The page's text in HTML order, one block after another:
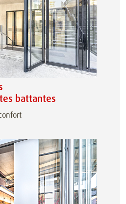
battantes